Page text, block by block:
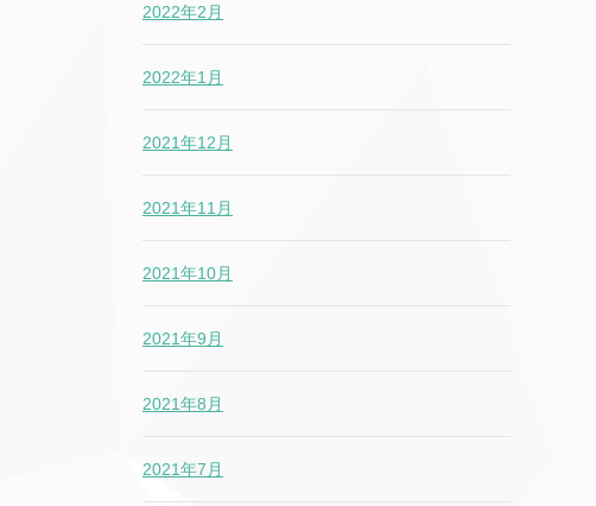
2022年2月
2022年1月
2021年12月
2021年11月
2021年10月
2021年9月
2021年8月
2021年7月